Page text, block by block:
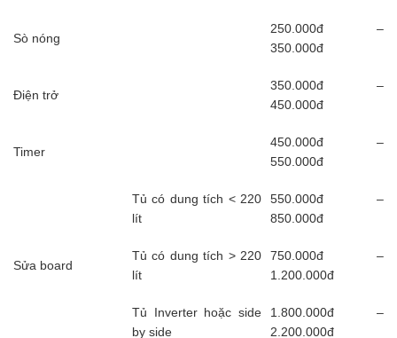
Sò nóng
250.000đ –
350.000đ
Điện trở
350.000đ –
450.000đ
Timer
450.000đ –
550.000đ
Sửa board
Tủ có dung tích < 220
lít
550.000đ –
850.000đ
Tủ có dung tích > 220
lít
750.000đ –
1.200.000đ
Tủ Inverter hoặc side
by side
1.800.000đ –
2.200.000đ